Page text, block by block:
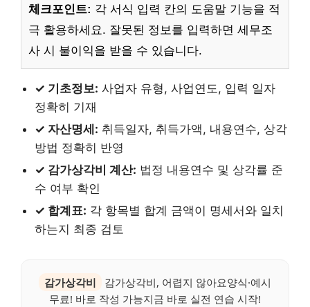
체크포인트: 각 서식 입력 칸의 도움말 기능을 적
극 활용하세요. 잘못된 정보를 입력하면 세무조
사 시 불이익을 받을 수 있습니다.
✓ 기초정보: 사업자 유형, 사업연도, 입력 일자
정확히 기재
✓ 자산명세: 취득일자, 취득가액, 내용연수, 상각
방법 정확히 반영
✓ 감가상각비 계산: 법정 내용연수 및 상각률 준
수 여부 확인
✓ 합계표: 각 항목별 합계 금액이 명세서와 일치
하는지 최종 검토
감가상각비
감가상각비, 어렵지 않아요양식·예시
무료! 바로 작성 가능지금 바로 실전 연습 시작!